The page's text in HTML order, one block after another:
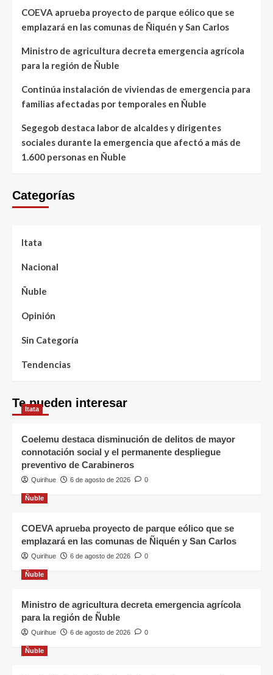
COEVA aprueba proyecto de parque eólico que se
emplazará en las comunas de Ñiquén y San Carlos
Ministro de agricultura decreta emergencia agrícola
para la región de Ñuble
Continúa instalación de viviendas de emergencia para
familias afectadas por temporales en Ñuble
Segegob destaca labor de alcaldes y dirigentes
sociales durante la emergencia que afectó a más de
1.600 personas en Ñuble
Categorías
Itata
Nacional
Ñuble
Opinión
Sin Categoría
Tendencias
Te pueden interesar
Itata
Coelemu destaca disminución de delitos de mayor
connotación social y el permanente despliegue
preventivo de Carabineros
Quirihue 6 de agosto de 2026 0
Ñuble
COEVA aprueba proyecto de parque eólico que se
emplazará en las comunas de Ñiquén y San Carlos
Quirihue 6 de agosto de 2026 0
Ñuble
Ministro de agricultura decreta emergencia agrícola
para la región de Ñuble
Quirihue 6 de agosto de 2026 0
Ñuble